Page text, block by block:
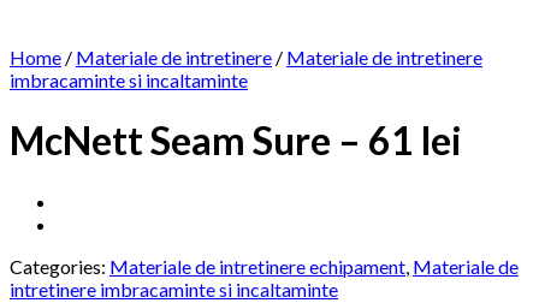
Home / Materiale de intretinere / Materiale de intretinere
imbracaminte si incaltaminte
McNett Seam Sure – 61 lei
Categories: Materiale de intretinere echipament, Materiale de
intretinere imbracaminte si incaltaminte